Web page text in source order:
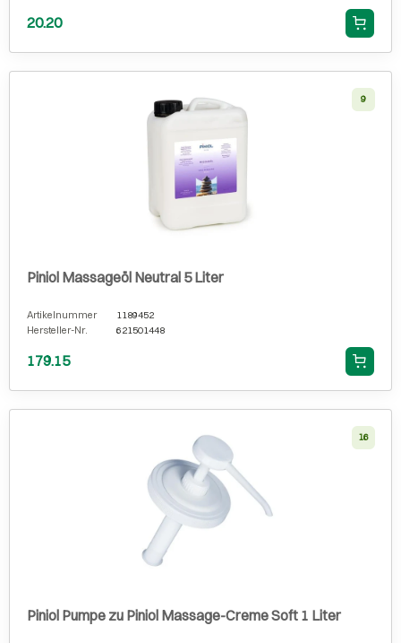
20.20
9
Piniol Massageöl Neutral 5 Liter
Artikelnummer
1189452
Hersteller-Nr.
621501448
179.15
16
Piniol Pumpe zu Piniol Massage-Creme Soft 1 Liter